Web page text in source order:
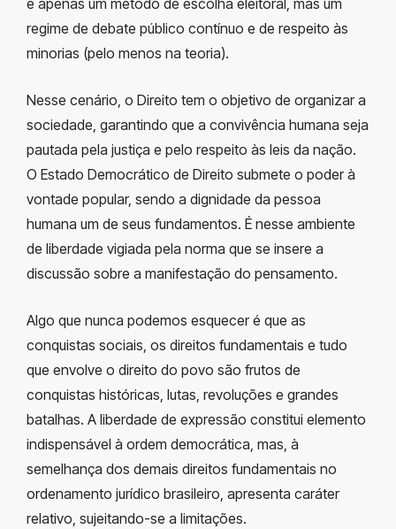
regime de debate público contínuo e de respeito às
minorias (pelo menos na teoria).
Nesse cenário, o Direito tem o objetivo de organizar a
sociedade, garantindo que a convivência humana seja
pautada pela justiça e pelo respeito às leis da nação.
O Estado Democrático de Direito submete o poder à
vontade popular, sendo a dignidade da pessoa
humana um de seus fundamentos. É nesse ambiente
de liberdade vigiada pela norma que se insere a
discussão sobre a manifestação do pensamento.
Algo que nunca podemos esquecer é que as
conquistas sociais, os direitos fundamentais e tudo
que envolve o direito do povo são frutos de
conquistas históricas, lutas, revoluções e grandes
batalhas. A liberdade de expressão constitui elemento
indispensável à ordem democrática, mas, à
semelhança dos demais direitos fundamentais no
ordenamento jurídico brasileiro, apresenta caráter
relativo, sujeitando-se a limitações.